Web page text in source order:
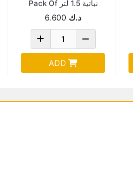
نباتية 1.5 لتر Pack Of
6 د.ك 6.600
ADD